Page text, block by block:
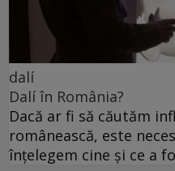
dalí
Dalí în România?
Dacă ar fi să căutăm
românească, este
înțelegem cine și ce a